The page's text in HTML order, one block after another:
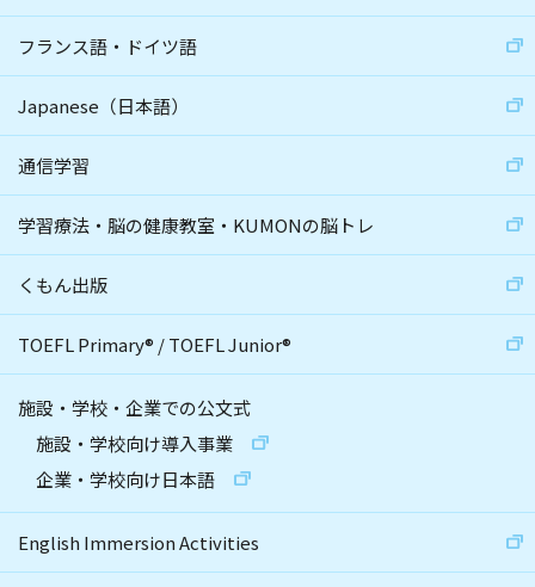
フランス語・ドイツ語
Japanese（日本語）
通信学習
学習療法・脳の健康教室・KUMONの脳トレ
くもん出版
TOEFL Primary® /TOEFL Junior®
施設・学校・企業での公文式
施設・学校向け導入事業
企業・学校向け日本語
English Immersion Activities